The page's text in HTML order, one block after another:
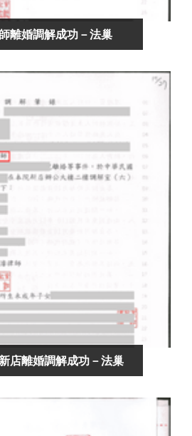
離婚調解成功－法巢
店離婚調解成功－法巢